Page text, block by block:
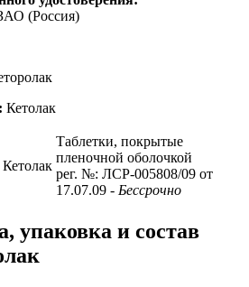
(Россия)
Кетолак
Кетолак
Таблетки, покрытые
пленочной оболочкой
рег. №: ЛСР-005808/09 от
17.07.09 - Бессрочно
упаковка и состав